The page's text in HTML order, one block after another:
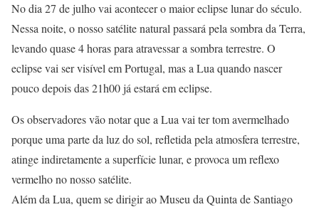
No dia 27 de julho vai acontecer o maior eclipse lunar do século.
Nessa noite, o nosso satélite natural passará pela sombra da Terra,
levando quase 4 horas para atravessar a sombra terrestre. O
eclipse vai ser visível em Portugal, mas a Lua quando nascer
pouco depois das 21h00 já estará em eclipse.
Os observadores vão notar que a Lua vai ter tom avermelhado
porque uma parte da luz do sol, refletida pela atmosfera terrestre,
atinge indiretamente a superfície lunar, e provoca um reflexo
vermelho no nosso satélite.
Além da Lua, quem se dirigir ao Museu da Quinta de Santiago